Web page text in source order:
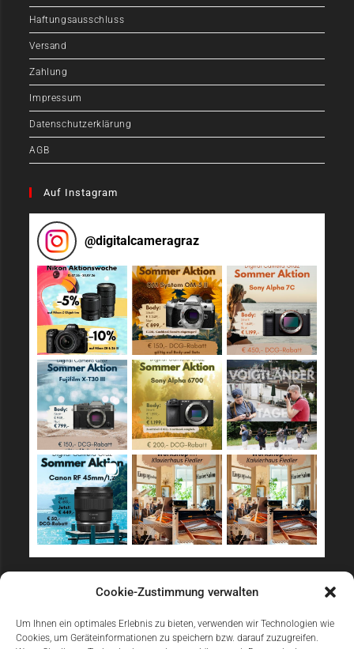
Cookie-Zustimmung verwalten
Um Ihnen ein optimales Erlebnis zu bieten, verwenden wir Technologien wie
Cookies, um Geräteinformationen zu speichern bzw. darauf zuzugreifen.
Haftungsausschluss
Versand
Zahlung
Impressum
Datenschutzerklärung
AGB
Auf Instagram
@digitalcameragraz
Sicher Einkaufen